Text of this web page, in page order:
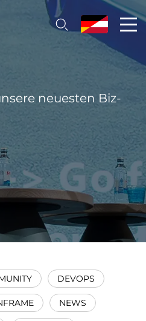
neuesten Biz-
DEVOPS
NEWS